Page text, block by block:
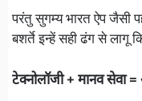
परंतु सुगम्य भारत ऐप जैसी
बशर्ते इन्हें सही ढंग से लागू
टेक्नोलॉजी + मानव सेवा